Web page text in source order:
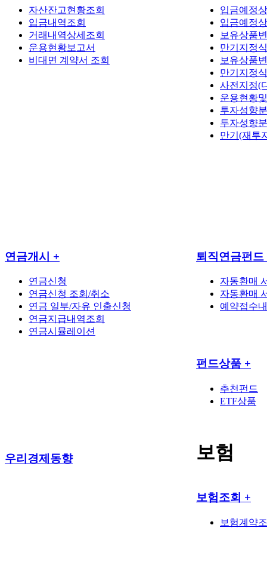
자산잔고현황조회
입금내역조회
거래내역상세조회
운용현황보고서
비대면 계약서 조회
입금예정
입금예정
보유상품
만기지정
보유상품
만기지정
사전지정(
운용현황
투자성향
투자성향
만기(재투
연금개시 +
연금신청
연금신청 조회/취소
연금 일부/자유 인출신청
연금지급내역조회
연금시뮬레이션
퇴직연금펀
자동환매
자동환매
예약접수
펀드상품 +
추천펀드
ETF상품
우리경제동향 보험
보험조회 +
보험계약